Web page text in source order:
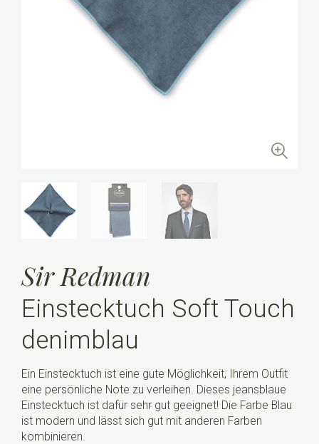
Sir Redman
Einstecktuch Soft Touch
denimblau
Ein Einstecktuch ist eine gute Möglichkeit, Ihrem Outfit
eine persönliche Note zu verleihen. Dieses jeansblaue
Einstecktuch ist dafür sehr gut geeignet! Die Farbe Blau
ist modern und lässt sich gut mit anderen Farben
kombinieren.